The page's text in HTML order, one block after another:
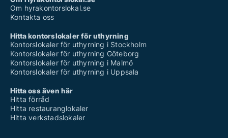
Om hyrakontorslokal.se
Kontakta oss
Hitta kontorslokaler för uthyrning
Kontorslokaler för uthyrning i Stockholm
Kontorslokaler för uthyrning Göteborg
Kontorslokaler för uthyrning i Malmö
Kontorslokaler för uthyrning i Uppsala
Hitta oss även här
Hitta förråd
Hitta restauranglokaler
Hitta verkstadslokaler